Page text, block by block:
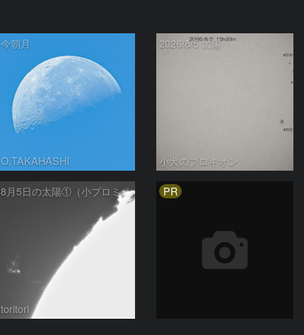
今朝月
O.TAKAHASHI
2026/8/5 太陽
小犬のプロキオン
8月5日の太陽①（小プロミネン噴出 ）
toritori
PR